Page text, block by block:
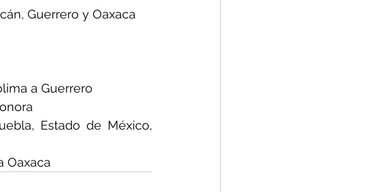
Guerrero y Oaxaca
a Guerrero
Estado de México,
Oaxaca